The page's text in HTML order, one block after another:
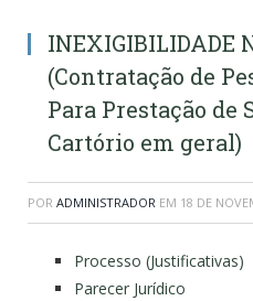
INEXIGIBILIDADE
(Contratação de
Para Prestação de
Cartório em geral)
POR ADMINISTRADOR EM 18 DE
Processo (Justificativas)
Parecer Jurídico